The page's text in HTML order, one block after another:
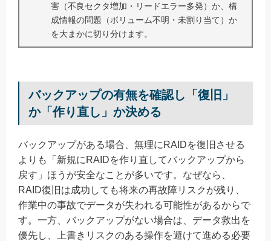
害（不良セクタ増加・リードエラー多発）か、構
成情報の問題（ボリューム不明・未割り当て）か
を大まかに切り分けます。
バックアップの有無を確認し「復旧」
か「作り直し」か決める
バックアップがある場合、無理にRAIDを復旧させる
よりも「新規にRAIDを作り直してバックアップから
戻す」ほうが安全なことが多いです。なぜなら、
RAID復旧は成功しても将来の再故障リスクが残り、
作業中の事故でデータが失われる可能性があるからで
す。一方、バックアップがない場合は、データ救出を
優先し、上書きリスクのある操作を避けて進める必要